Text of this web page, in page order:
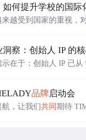
万人同行，每一步都精
的迫切需求，也折射出
态共赢” 的资源整合目
升级，而是商业范式
如何提升学校的国际
来越受到国家的重视，
平呢？ 对于职业院校而言，
的职业 教育水平，加强
育 的专业标准和课程体
在于：创始人 IP 已从
信任 + 长期主义” 的三
主提供了清晰路径：
品牌启动会
，让我们共同期待
揭幕这一重要时刻，共